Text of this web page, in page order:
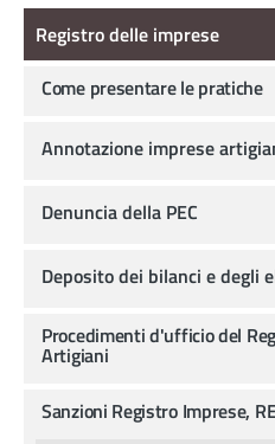
Registro delle imprese
Registro delle imprese
Come presentare le pratiche
Annotazione imprese
Denuncia della PEC
Deposito dei bilanci e degli
Procedimenti d'ufficio del
Artigiani
Sanzioni Registro Imprese,